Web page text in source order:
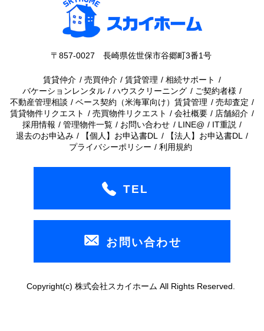
〒857-0027 長崎県佐世保市谷郷町3番1号
賃貸仲介 売買仲介 賃貸管理
相続サポート
バケーションレンタル
ハウスクリーニング
ご契約者様
不動産管理相談
ベース契約（米海軍向け）賃貸管理
売却査定
賃貸物件リクエスト
売買物件リクエスト 会社概要
店舗紹介
採用情報
管理物件一覧 お問い合わせ LINE@
IT重説
退去のお申込み
【個人】お申込書DL
【法人】お申込書DL
プライバシーポリシー
利用規約
TEL
お問い合わせ
Copyright(c) 株式会社スカイホーム All Rights Reserved.